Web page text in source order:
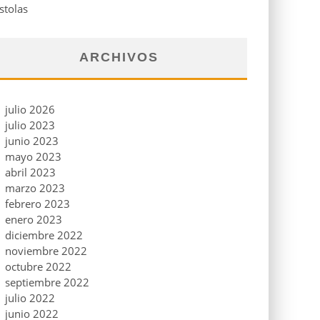
ARCHIVOS
julio 2026
julio 2023
junio 2023
mayo 2023
abril 2023
marzo 2023
febrero 2023
enero 2023
diciembre 2022
noviembre 2022
octubre 2022
septiembre 2022
julio 2022
junio 2022